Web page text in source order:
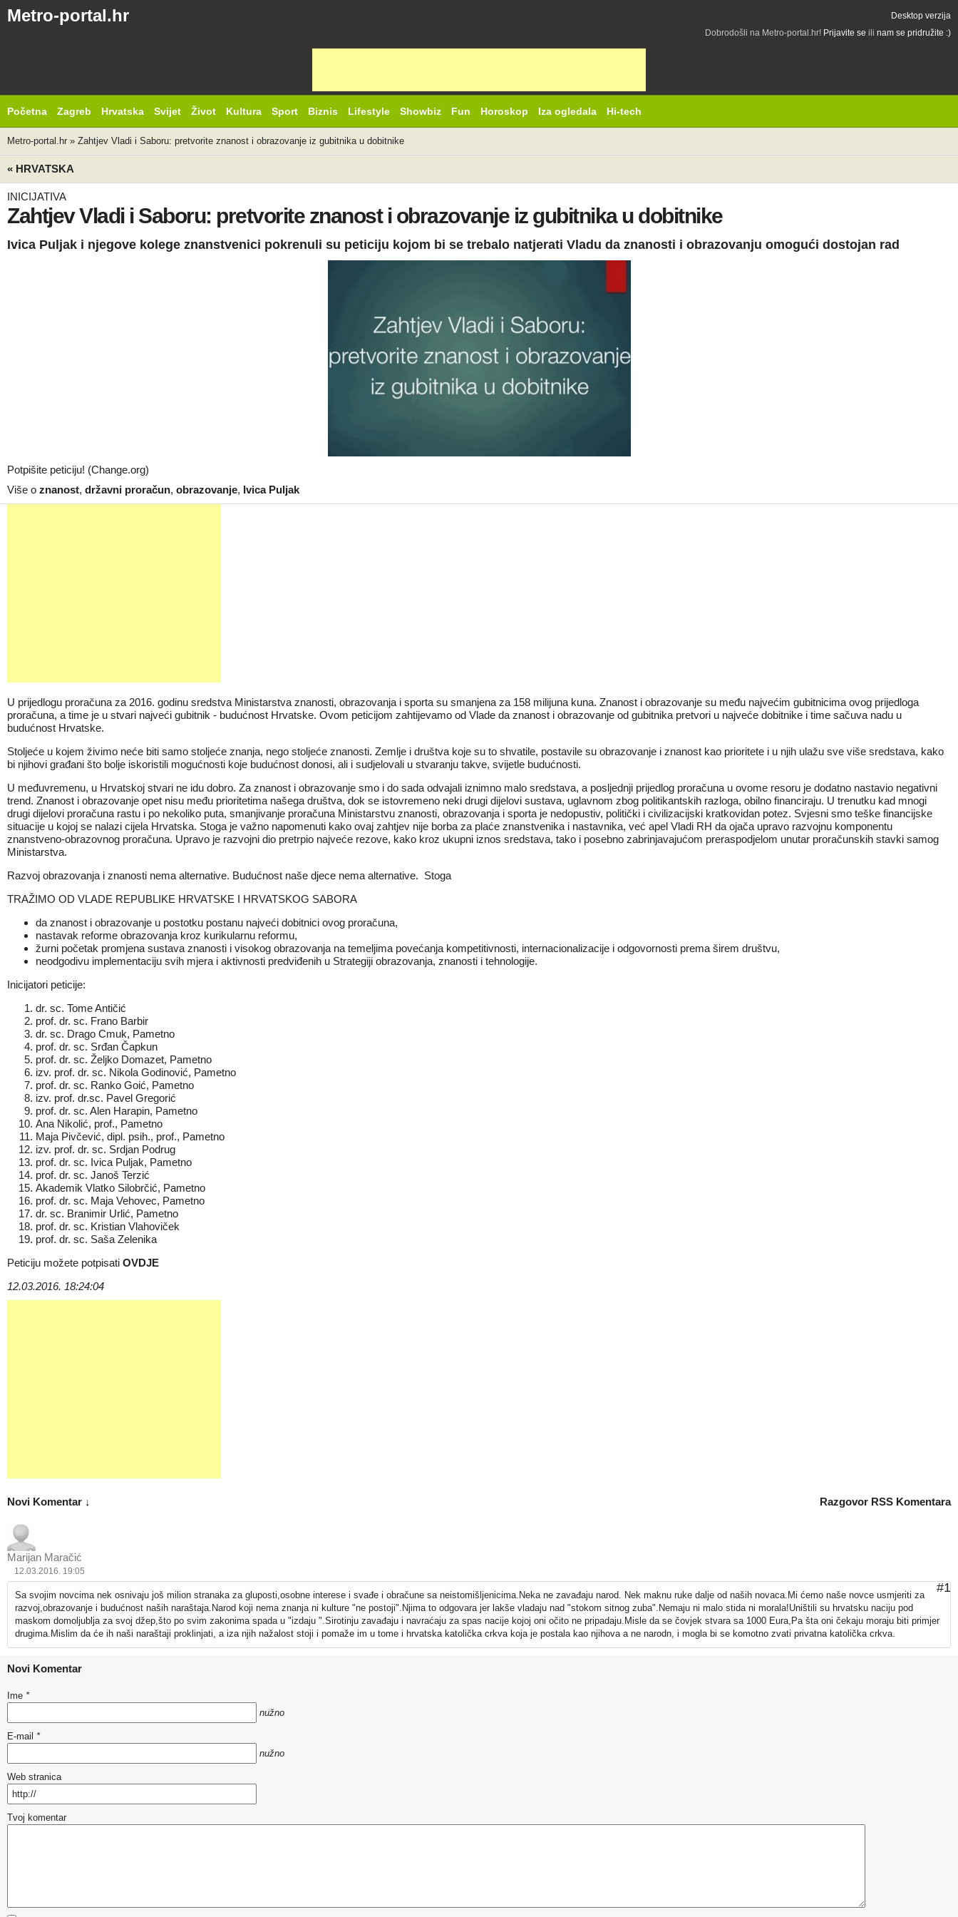
Metro-portal.hr
Desktop verzija
Dobrodošli na Metro-portal.hr! Prijavite se ili nam se pridružite :)
Početna Zagreb Hrvatska Svijet Život Kultura Sport Biznis Lifestyle Showbiz Fun Horoskop Iza ogledala Hi-tech
Metro-portal.hr » Zahtjev Vladi i Saboru: pretvorite znanost i obrazovanje iz gubitnika u dobitnike
« HRVATSKA
INICIJATIVA
Zahtjev Vladi i Saboru: pretvorite znanost i obrazovanje iz gubitnika u dobitnike
Ivica Puljak i njegove kolege znanstvenici pokrenuli su peticiju kojom bi se trebalo natjerati Vladu da znanosti i obrazovanju omogući dostojan rad
Potpišite peticiju! (Change.org)
Više o znanost, državni proračun, obrazovanje, Ivica Puljak
U prijedlogu proračuna za 2016. godinu sredstva Ministarstva znanosti, obrazovanja i sporta su smanjena za 158 milijuna kuna. Znanost i obrazovanje su među najvećim gubitnicima ovog prijedloga
proračuna, a time je u stvari najveći gubitnik - budućnost Hrvatske. Ovom peticijom zahtijevamo od Vlade da znanost i obrazovanje od gubitnika pretvori u najveće dobitnike i time sačuva nadu u
budućnost Hrvatske.
Stoljeće u kojem živimo neće biti samo stoljeće znanja, nego stoljeće znanosti. Zemlje i društva koje su to shvatile, postavile su obrazovanje i znanost kao prioritete i u njih ulažu sve više sredstava, kako
bi njihovi građani što bolje iskoristili mogućnosti koje budućnost donosi, ali i sudjelovali u stvaranju takve, svijetle budućnosti.
U međuvremenu, u Hrvatskoj stvari ne idu dobro. Za znanost i obrazovanje smo i do sada odvajali iznimno malo sredstava, a posljednji prijedlog proračuna u ovome resoru je dodatno nastavio negativni
trend. Znanost i obrazovanje opet nisu među prioritetima našega društva, dok se istovremeno neki drugi dijelovi sustava, uglavnom zbog politikantskih razloga, obilno financiraju. U trenutku kad mnogi
drugi dijelovi proračuna rastu i po nekoliko puta, smanjivanje proračuna Ministarstvu znanosti, obrazovanja i sporta je nedopustiv, politički i civilizacijski kratkovidan potez. Svjesni smo teške financijske
situacije u kojoj se nalazi cijela Hrvatska. Stoga je važno napomenuti kako ovaj zahtjev nije borba za plaće znanstvenika i nastavnika, već apel Vladi RH da ojača upravo razvojnu komponentu
znanstveno-obrazovnog proračuna. Upravo je razvojni dio pretrpio najveće rezove, kako kroz ukupni iznos sredstava, tako i posebno zabrinjavajućom preraspodjelom unutar proračunskih stavki samog
Ministarstva.
Razvoj obrazovanja i znanosti nema alternative. Budućnost naše djece nema alternative. Stoga
TRAŽIMO OD VLADE REPUBLIKE HRVATSKE I HRVATSKOG SABORA
da znanost i obrazovanje u postotku postanu najveći dobitnici ovog proračuna,
nastavak reforme obrazovanja kroz kurikularnu reformu,
žurni početak promjena sustava znanosti i visokog obrazovanja na temeljima povećanja kompetitivnosti, internacionalizacije i odgovornosti prema širem društvu,
neodgodivu implementaciju svih mjera i aktivnosti predviđenih u Strategiji obrazovanja, znanosti i tehnologije.
Inicijatori peticije:
dr. sc. Tome Antičić
prof. dr. sc. Frano Barbir
dr. sc. Drago Cmuk, Pametno
prof. dr. sc. Srđan Čapkun
prof. dr. sc. Željko Domazet, Pametno
izv. prof. dr. sc. Nikola Godinović, Pametno
prof. dr. sc. Ranko Goić, Pametno
izv. prof. dr.sc. Pavel Gregorić
prof. dr. sc. Alen Harapin, Pametno
Ana Nikolić, prof., Pametno
Maja Pivčević, dipl. psih., prof., Pametno
izv. prof. dr. sc. Srdjan Podrug
prof. dr. sc. Ivica Puljak, Pametno
prof. dr. sc. Janoš Terzić
Akademik Vlatko Silobrčić, Pametno
prof. dr. sc. Maja Vehovec, Pametno
dr. sc. Branimir Urlić, Pametno
prof. dr. sc. Kristian Vlahoviček
prof. dr. sc. Saša Zelenika
Peticiju možete potpisati OVDJE
12.03.2016. 18:24:04
Razgovor RSS Komentara
Novi Komentar ↓
Marijan Maračić
12.03.2016. 19:05
#1
Sa svojim novcima nek osnivaju još milion stranaka za gluposti,osobne interese i svađe i obračune sa neistomišljenicima.Neka ne zavađaju narod. Nek maknu ruke dalje od naših novaca.Mi ćemo naše novce usmjeriti za
razvoj,obrazovanje i budućnost naših naraštaja.Narod koji nema znanja ni kulture "ne postoji".Njima to odgovara jer lakše vladaju nad "stokom sitnog zuba".Nemaju ni malo stida ni morala!Uništili su hrvatsku naciju pod
maskom domoljublja za svoj džep,što po svim zakonima spada u "izdaju ".Sirotinju zavađaju i navraćaju za spas nacije kojoj oni očito ne pripadaju.Misle da se čovjek stvara sa 1000 Eura,Pa šta oni čekaju moraju biti primjer
drugima.Mislim da će ih naši naraštaji proklinjati, a iza njih nažalost stoji i pomaže im u tome i hrvatska katolička crkva koja je postala kao njihova a ne narodn, i mogla bi se komotno zvati privatna katolička crkva.
Novi Komentar
Ime *
nužno
E-mail *
nužno
Web stranica
Tvoj komentar